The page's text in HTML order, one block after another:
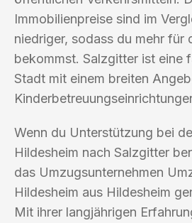
Immobilienpreise sind im
niedriger, sodass du mehr für
bekommst. Salzgitter ist eine
Stadt mit einem breiten
Wenn du Unterstützung bei
Hildesheim nach Salzgitter
das Umzugsunternehmen
Hildesheim aus Hildesheim
Mit ihrer langjährigen